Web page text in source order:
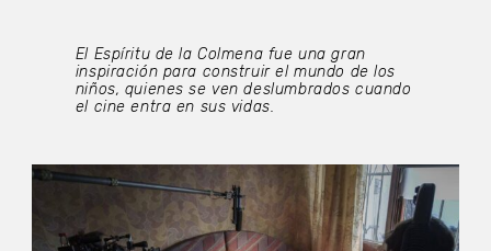
El Espíritu de la Colmena fue una gran
inspiración para construir el mundo de los
niños, quienes se ven deslumbrados cuando
el cine entra en sus vidas.